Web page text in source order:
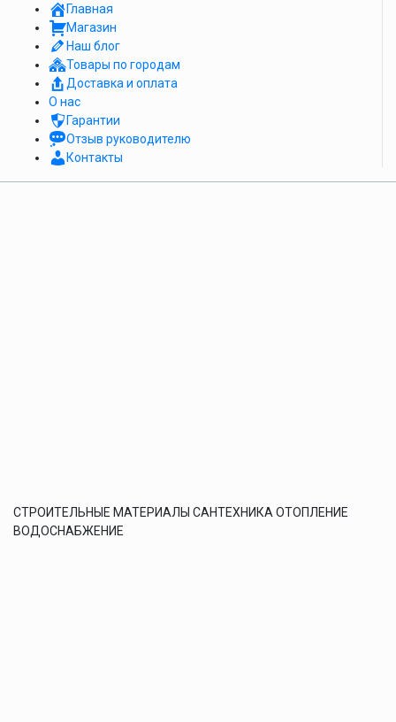
Главная
Магазин
Наш блог
Товары по городам
Доставка и оплата
О нас
Гарантии
Отзыв руководителю
Контакты
СТРОИТЕЛЬНЫЕ МАТЕРИАЛЫ САНТЕХНИКА ОТОПЛЕНИЕ
ВОДОСНАБЖЕНИЕ